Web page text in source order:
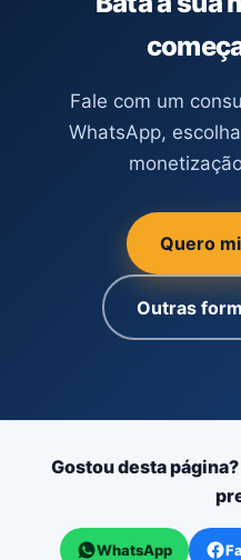
Fale com um
WhatsApp,
Quero
Outras
Gostou desta
WhatsApp